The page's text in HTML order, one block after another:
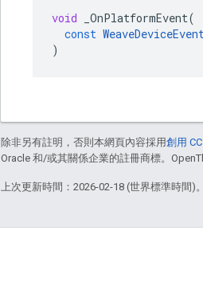
void _OnPlatformEvent(
const
)
除非另有註明，否則本網頁內容採用創用
Oracle 和/或其關係企業的註冊商標。
上次更新時間：2026-02-18 (世界標準時間)。